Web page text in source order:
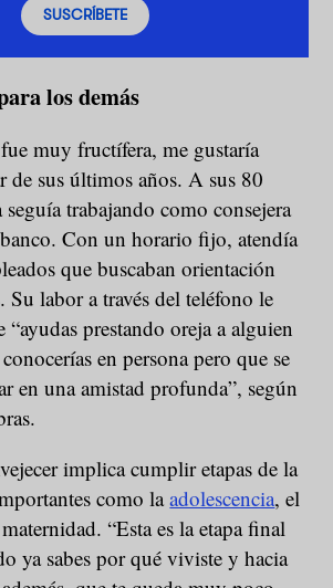
SUSCRÍBETE
los demás
muy fructífera, me gustaría
de sus últimos años. A sus 80
seguía trabajando como consejera
Con un horario fijo, atendía
que buscaban orientación
Su labor a través del teléfono le
“ayudas prestando oreja a alguien
en persona pero que se
en una amistad profunda”, según
implica cumplir etapas de la
como laadolescencia, el
“Esta es la etapa final
ya sabes por qué viviste y hacia